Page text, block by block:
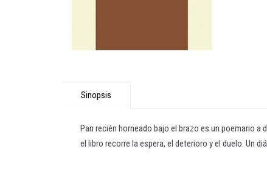
Sinopsis
Pan recién horneado bajo el brazo es un poemario a
el libro recorre la espera, el deterioro y el duelo. Un